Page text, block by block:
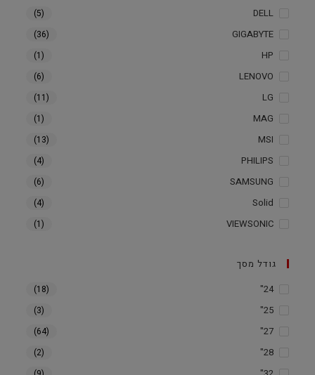
DELL
(5)
GIGABYTE
(36)
HP
(1)
LENOVO
(6)
LG
(11)
MAG
(1)
MSI
(13)
PHILIPS
(4)
SAMSUNG
(6)
Solid
(4)
VIEWSONIC
(1)
גודל מסך
24"
(18)
25"
(3)
27"
(64)
28"
(2)